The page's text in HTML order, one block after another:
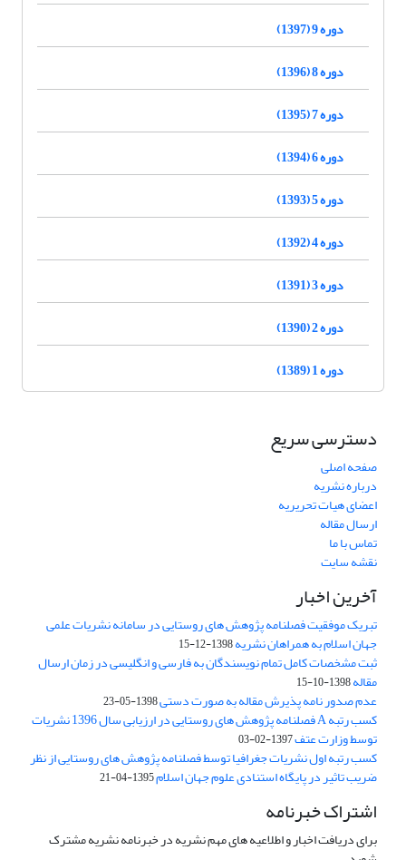
دوره 9 (1397)
دوره 8 (1396)
دوره 7 (1395)
دوره 6 (1394)
دوره 5 (1393)
دوره 4 (1392)
دوره 3 (1391)
دوره 2 (1390)
دوره 1 (1389)
دسترسی سریع
صفحه اصلی
درباره نشریه
اعضای هیات تحریریه
ارسال مقاله
تماس با ما
نقشه سایت
آخرین اخبار
تبریک موفقیت فصلنامه پژوهش های روستایی در سامانه نشریات علمی
جهان اسلام به همراهان نشریه1398-12-15
ثبت مشخصات کامل تمام نویسندگان به فارسی و انگلیسی در زمان ارسال
مقاله1398-10-15
عدم صدور نامه پذیرش مقاله به صورت دستی1398-05-23
کسب رتبه A فصلنامه پژوهش های روستایی در ارزیابی سال 1396 نشریات
توسط وزارت عتف1397-02-03
کسب رتبه اول نشریات جغرافیا توسط فصلنامه پژوهش های روستایی از نظر
ضریب تاثیر در پایگاه استنادی علوم جهان اسلام1395-04-21
اشتراک خبرنامه
برای دریافت اخبار و اطلاعیه های مهم نشریه در خبرنامه نشریه مشترک